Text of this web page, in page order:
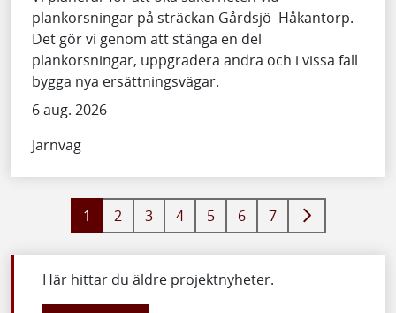
plankorsningar på sträckan Gårdsjö–Håkantorp.
Det gör vi genom att stänga en del
plankorsningar, uppgradera andra och i vissa fall
bygga nya ersättningsvägar.
6 aug. 2026
Järnväg
1 2 3 4 5 6 7
Här hittar du äldre projektnyheter.